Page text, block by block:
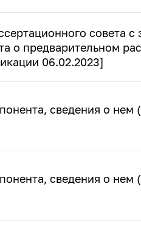
совета
о предварительном
06.02.2023]
сведения о нем
сведения о